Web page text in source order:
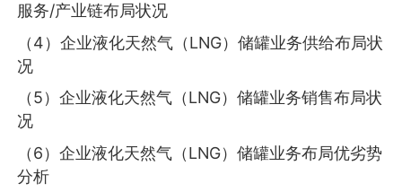
服务/产业链布局状况
（4）企业液化天然气（LNG）储罐业务供给布局状
况
（5）企业液化天然气（LNG）储罐业务销售布局状
况
（6）企业液化天然气（LNG）储罐业务布局优劣势
分析